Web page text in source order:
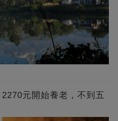
元開始養老，不到五